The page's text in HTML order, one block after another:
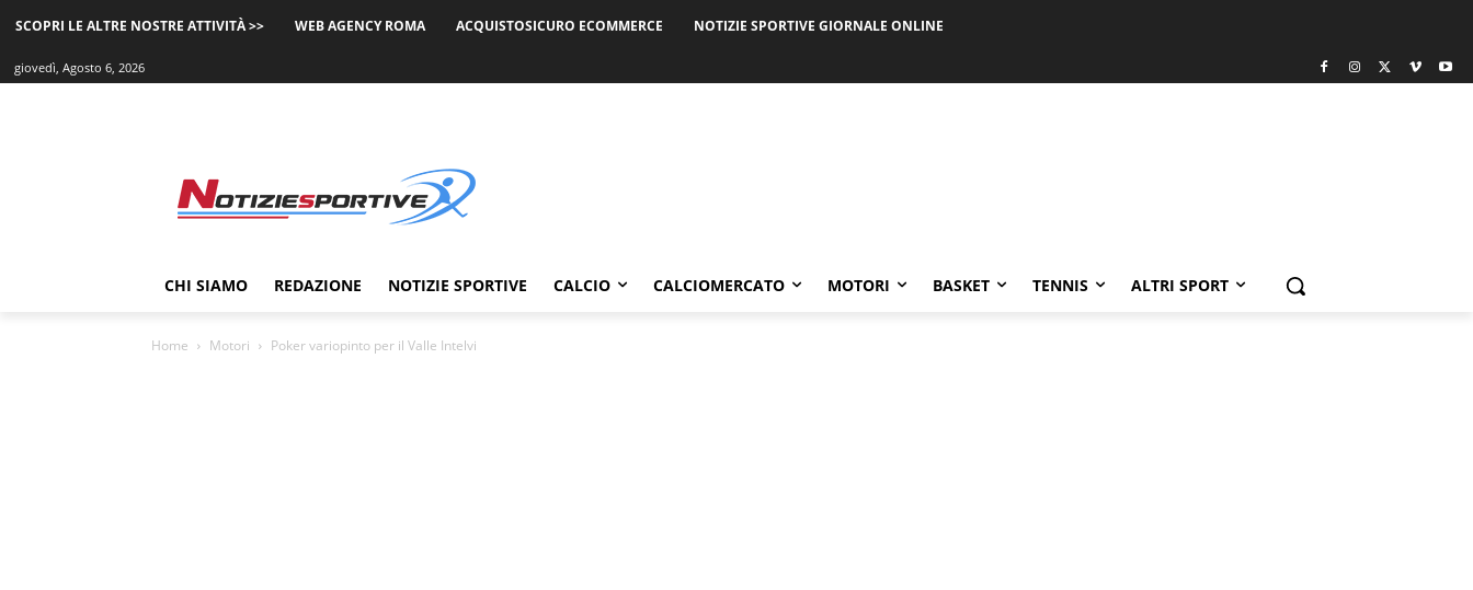
SCOPRI LE ALTRE NOSTRE ATTIVITÀ >> WEB AGENCY ROMA ACQUISTOSICURO ECOMMERCE NOTIZIE SPORTIVE GIORNALE ONLINE
giovedì, Agosto 6, 2026
CHI SIAMO REDAZIONE NOTIZIE SPORTIVE CALCIO CALCIOMERCATO MOTORI BASKET TENNIS ALTRI SPORT
Home Motori Poker variopinto per il Valle Intelvi